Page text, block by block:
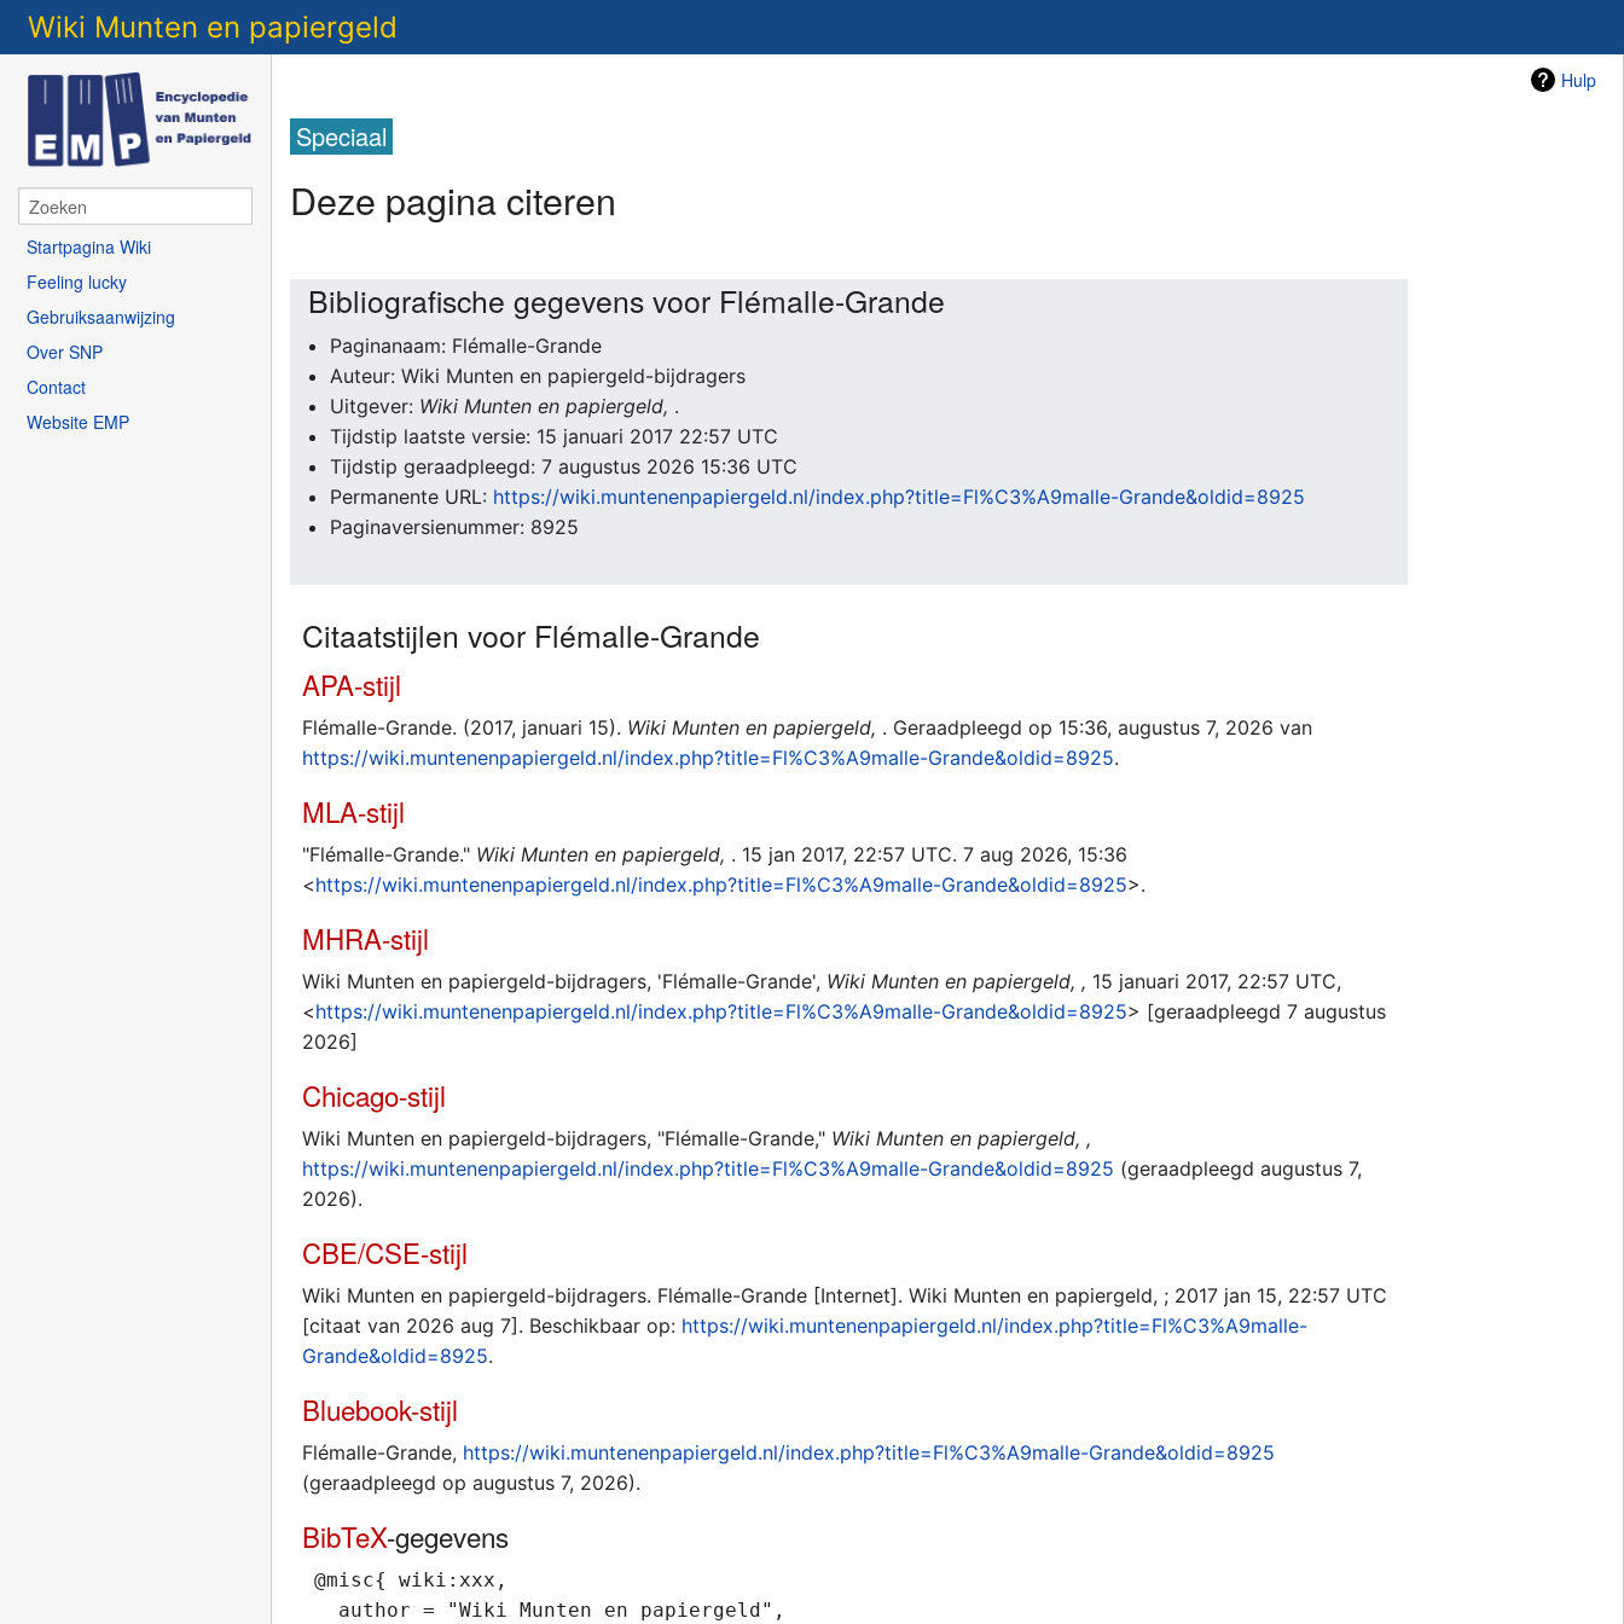
Wiki Munten en papiergeld
Startpagina Wiki
Feeling lucky
Gebruiksaanwijzing
Over SNP
Contact
Website EMP
Hulp
Speciaal
Deze pagina citeren
Bibliografische gegevens voor Flémalle-Grande
Paginanaam: Flémalle-Grande
Auteur: Wiki Munten en papiergeld-bijdragers
Uitgever: Wiki Munten en papiergeld, .
Tijdstip laatste versie: 15 januari 2017 22:57 UTC
Tijdstip geraadpleegd: 7 augustus 2026 15:36 UTC
Permanente URL: https://wiki.muntenenpapiergeld.nl/index.php?title=Fl%C3%A9malle-Grande&oldid=8925
Paginaversienummer: 8925
Citaatstijlen voor Flémalle-Grande
APA-stijl
Flémalle-Grande. (2017, januari 15). Wiki Munten en papiergeld, . Geraadpleegd op 15:36, augustus 7, 2026 van
https://wiki.muntenenpapiergeld.nl/index.php?title=Fl%C3%A9malle-Grande&oldid=8925.
MLA-stijl
"Flémalle-Grande." Wiki Munten en papiergeld, . 15 jan 2017, 22:57 UTC. 7 aug 2026, 15:36
<https://wiki.muntenenpapiergeld.nl/index.php?title=Fl%C3%A9malle-Grande&oldid=8925>.
MHRA-stijl
Wiki Munten en papiergeld-bijdragers, 'Flémalle-Grande', Wiki Munten en papiergeld, , 15 januari 2017, 22:57 UTC,
<https://wiki.muntenenpapiergeld.nl/index.php?title=Fl%C3%A9malle-Grande&oldid=8925> [geraadpleegd 7 augustus
2026]
Chicago-stijl
Wiki Munten en papiergeld-bijdragers, "Flémalle-Grande," Wiki Munten en papiergeld, ,
https://wiki.muntenenpapiergeld.nl/index.php?title=Fl%C3%A9malle-Grande&oldid=8925 (geraadpleegd augustus 7,
2026).
CBE/CSE-stijl
Wiki Munten en papiergeld-bijdragers. Flémalle-Grande [Internet]. Wiki Munten en papiergeld, ; 2017 jan 15, 22:57 UTC
[citaat van 2026 aug 7]. Beschikbaar op: https://wiki.muntenenpapiergeld.nl/index.php?title=Fl%C3%A9malle-
Grande&oldid=8925.
Bluebook-stijl
Flémalle-Grande, https://wiki.muntenenpapiergeld.nl/index.php?title=Fl%C3%A9malle-Grande&oldid=8925
(geraadpleegd op augustus 7, 2026).
BibTeX-gegevens
@misc{ wiki:xxx,
   author = "Wiki Munten en papiergeld",